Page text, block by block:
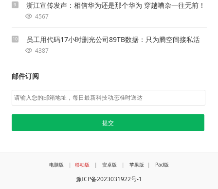
9 浙江宣传发声：相信华为还是那个华为 穿越嘈杂一往无前！
4567
10 员工用代码17小时删光公司89TB数据：只为腾空间接私活
4387
邮件订阅
电脑版 | 移动版 | 安卓版 | 苹果版 | Pad版
豫ICP备2023031922号-1